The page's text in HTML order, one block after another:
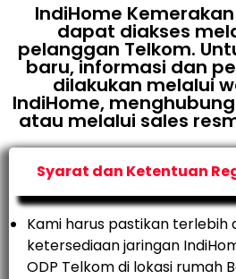
IndiHome
dapat diakses
pelanggan Telkom.
baru, informasi dan
dilakukan melalui
IndiHome,
atau melalui sales
Syarat dan Ketentuan
Kami harus pastikan terlebih
ketersediaan jaringan
ODP Telkom di lokasi rumah